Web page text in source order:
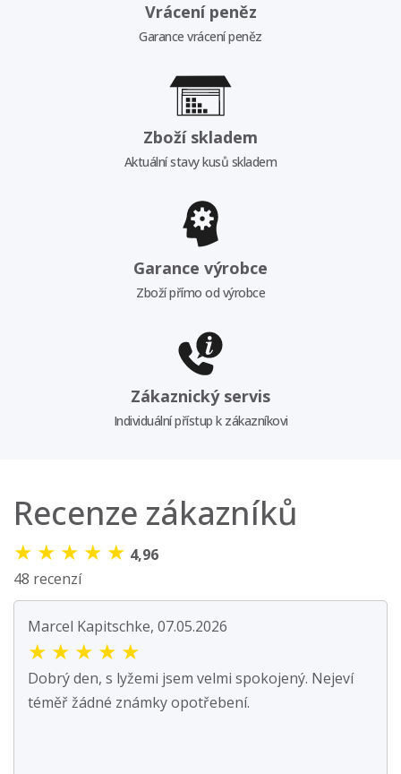
Vrácení peněz
Garance vrácení peněz
Zboží skladem
Aktuální stavy kusů skladem
Garance výrobce
Zboží přímo od výrobce
Zákaznický servis
Individuální přístup k zákazníkovi
Recenze zákazníků
★ ★ ★ ★ ★ 4,96
48 recenzí
Marcel Kapitschke, 07.05.2026
★ ★ ★ ★ ★
Dobrý den, s lyžemi jsem velmi spokojený. Nejeví
téměř žádné známky opotřebení.